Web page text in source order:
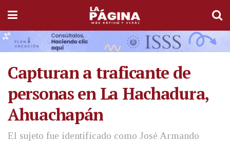
Capturan a traficante de
personas en La Hachadura,
Ahuachapán
El sujeto fue identificado como José Armando